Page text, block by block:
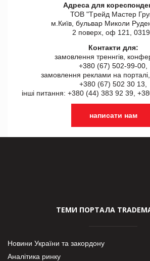
Адреса для
ТОВ "Tрейд Мастер
м.Київ, бульвар Миколи
2 поверх, оф 121,
Контакти для:
замовлення треннгів,
+380 (67) 502-99-00,
замовлення реклами на
+380 (67) 502 30 13,
інші питання: +380 (44) 383 92 39,
написати нам
ТЕМИ ПОРТАЛА
Новини України та закордону
Аналітика ринку